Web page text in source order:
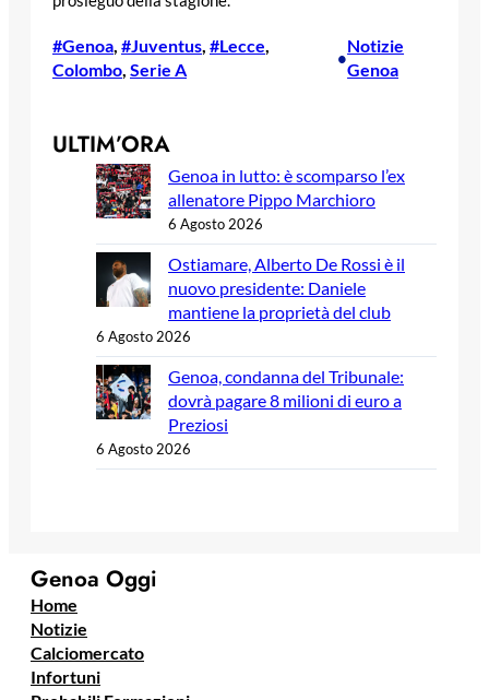
#Genoa #Juventus #Lecce
Colombo Serie A
•
Notizie
Genoa
ULTIM’ORA
Genoa in lutto: è scomparso l’ex
allenatore Pippo Marchioro
6 Agosto 2026
Ostiamare, Alberto De Rossi è il
nuovo presidente: Daniele
mantiene la proprietà del club
6 Agosto 2026
Genoa, condanna del Tribunale:
dovrà pagare 8 milioni di euro a
Preziosi
6 Agosto 2026
Genoa Oggi
Home
Notizie
Calciomercato
Infortuni